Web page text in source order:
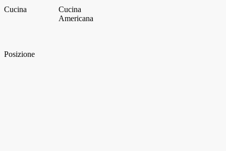
Cucina
Cucina
Americana
Posizione